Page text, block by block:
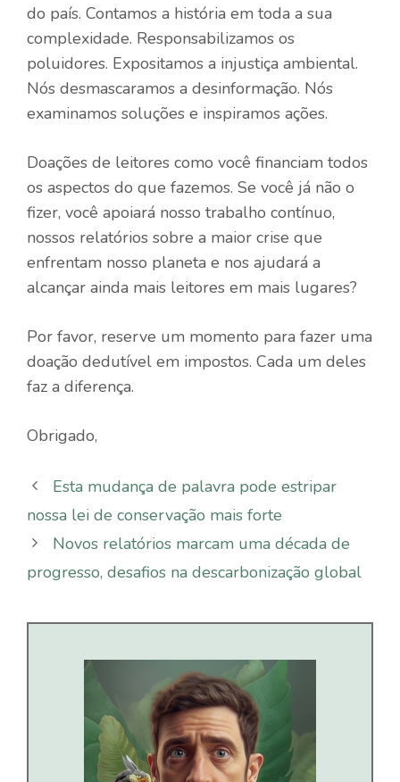
do país. Contamos a história em toda a sua
complexidade. Responsabilizamos os
poluidores. Expositamos a injustiça ambiental.
Nós desmascaramos a desinformação. Nós
examinamos soluções e inspiramos ações.
Doações de leitores como você financiam todos
os aspectos do que fazemos. Se você já não o
fizer, você apoiará nosso trabalho contínuo,
nossos relatórios sobre a maior crise que
enfrentam nosso planeta e nos ajudará a
alcançar ainda mais leitores em mais lugares?
Por favor, reserve um momento para fazer uma
doação dedutível em impostos. Cada um deles
faz a diferença.
Obrigado,
Esta mudança de palavra pode estripar
nossa lei de conservação mais forte
Novos relatórios marcam uma década de
progresso, desafios na descarbonização global